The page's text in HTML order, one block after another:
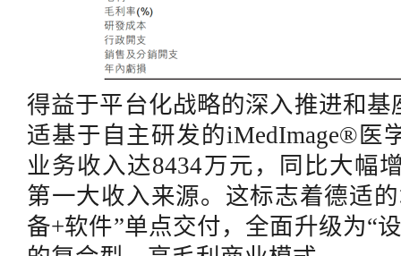
得益于平台化战略的深入推进和
适基于自主研发的iMedImage®医
业务收入达8434万元，同比大幅
第一大收入来源。这标志着德适
备+软件”单点交付，全面升级为“